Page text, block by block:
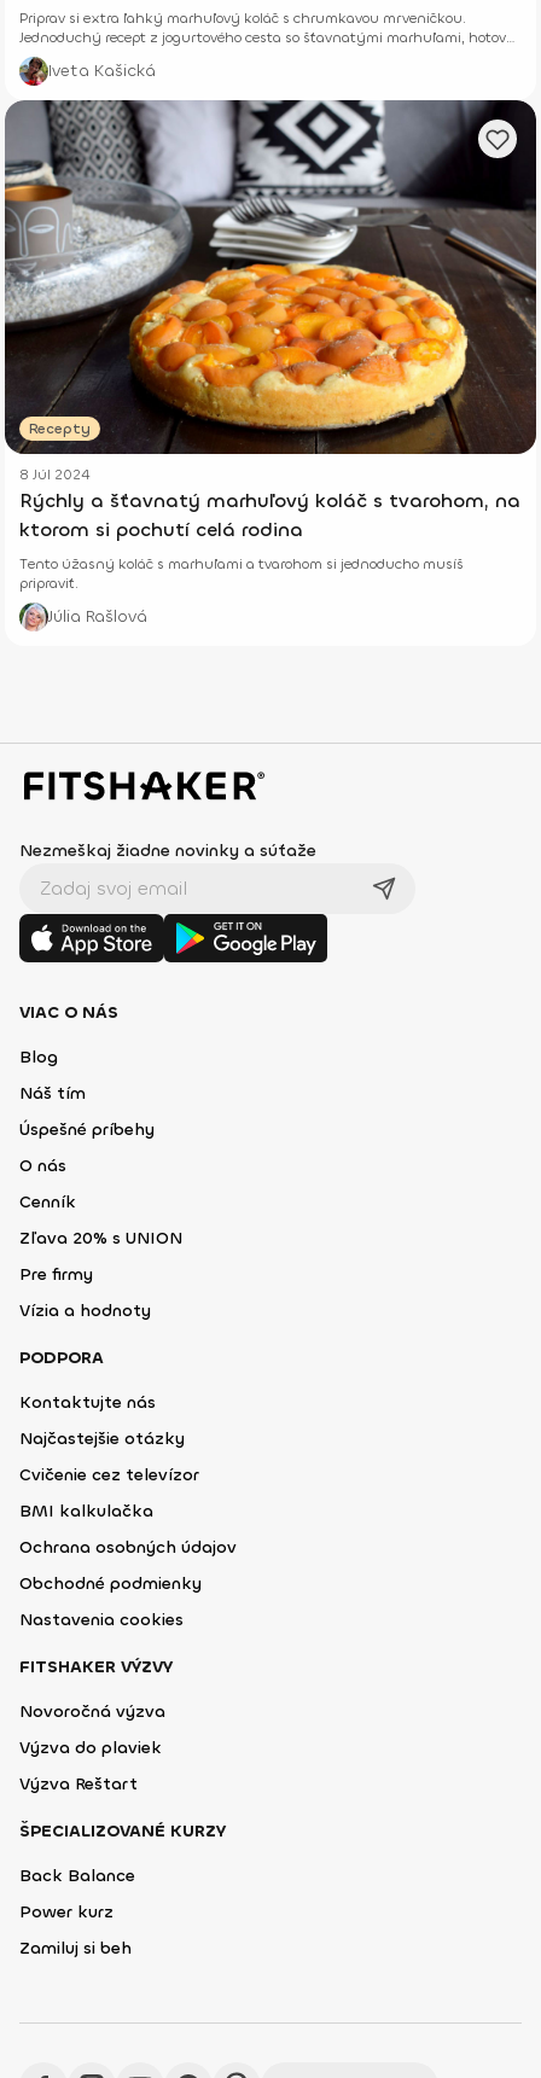
Priprav si extra ľahký marhuľový koláč s chrumkavou mrveničkou.
Jednoduchý recept z jogurtového cesta so šťavnatými marhuľami, hotový
z pár surovín.
Iveta Kašická
Recepty
8 Júl 2024
Rýchly a šťavnatý marhuľový koláč s tvarohom, na
ktorom si pochutí celá rodina
Tento úžasný koláč s marhuľami a tvarohom si jednoducho musíš
pripraviť.
Júlia Rašlová
Nezmeškaj žiadne novinky a súťaže
VIAC O NÁS
Blog
Náš tím
Úspešné príbehy
O nás
Cenník
Zľava 20% s UNION
Pre firmy
Vízia a hodnoty
PODPORA
Kontaktujte nás
Najčastejšie otázky
Cvičenie cez televízor
BMI kalkulačka
Ochrana osobných údajov
Obchodné podmienky
Nastavenia cookies
FITSHAKER VÝZVY
Novoročná výzva
Výzva do plaviek
Výzva Reštart
ŠPECIALIZOVANÉ KURZY
Back Balance
Power kurz
Zamiluj si beh